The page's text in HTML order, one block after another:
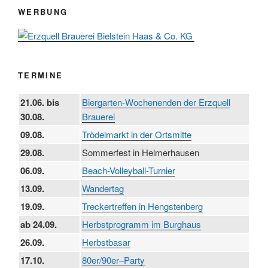
WERBUNG
TERMINE
21.06. bis
30.08.
Biergarten-Wochenenden der Erzquell
Brauerei
09.08. Trödelmarkt in der Ortsmitte
29.08. Sommerfest in Helmerhausen
06.09. Beach-Volleyball-Turnier
13.09. Wandertag
19.09. Treckertreffen in Hengstenberg
ab 24.09. Herbstprogramm im Burghaus
26.09. Herbstbasar
17.10. 80er/90er–Party